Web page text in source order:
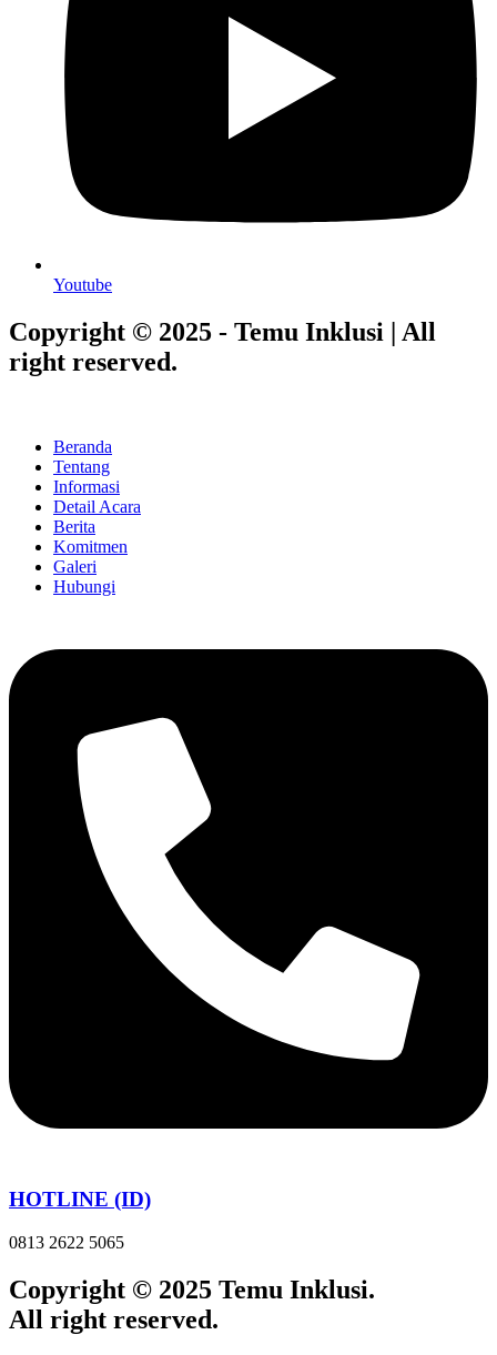
Youtube
Copyright © 2025 - Temu Inklusi | All
right reserved.
Beranda
Tentang
Informasi
Detail Acara
Berita
Komitmen
Galeri
Hubungi
HOTLINE (ID)
0813 2622 5065
Copyright © 2025 Temu Inklusi.
All right reserved.